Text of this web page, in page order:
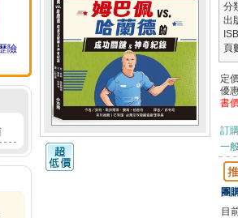
險
分
出
頁
定
優
書
訂
一
團
目